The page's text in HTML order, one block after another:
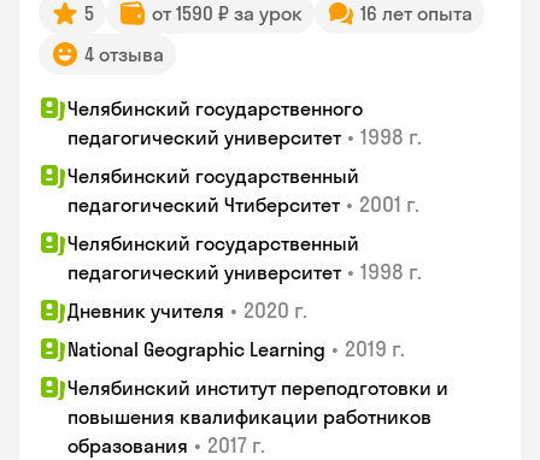
5 от 1590 ₽ за урок
16 лет опыта
4 отзыва
Челябинский государственного
педагогический университет • 1998 г.
Челябинский государственный
педагогический Чтиберситет • 2001 г.
Челябинский государственный
педагогический университет • 1998 г.
Дневник учителя • 2020 г.
National Geographic Learning • 2019 г.
Челябинский институт переподготовки и
повышения квалификации работников
образования • 2017 г.